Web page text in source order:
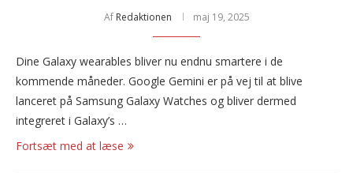
Af Redaktionen maj 19, 2025
Dine Galaxy wearables bliver nu endnu smartere i de
kommende måneder. Google Gemini er på vej til at blive
lanceret på Samsung Galaxy Watches og bliver dermed
integreret i Galaxy’s …
Fortsæt med at læse